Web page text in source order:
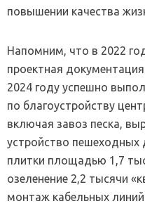
повышении качества
Напомним, что в 2022
проектная
2024 году успешно
по благоустройству
включая завоз песка,
устройство пешеходных
плитки площадью 1,7
озеленение 2,2 тысячи
монтаж кабельных